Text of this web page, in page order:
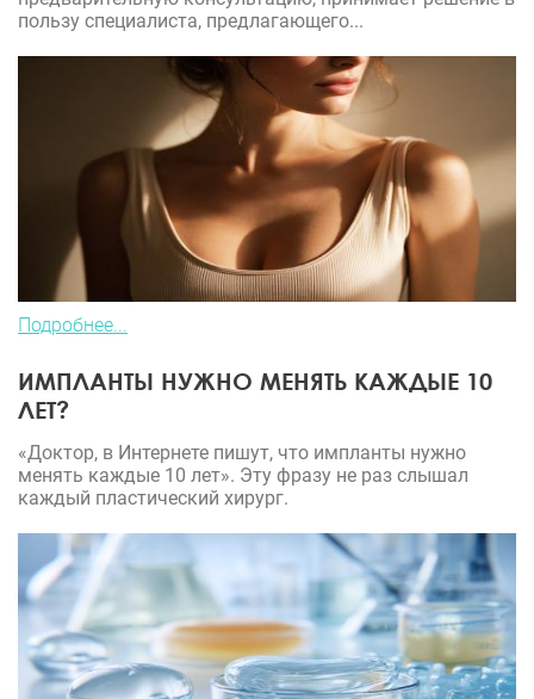
пользу специалиста, предлагающего...
Подробнее...
ИМПЛАНТЫ НУЖНО МЕНЯТЬ КАЖДЫЕ 10
ЛЕТ?
«Доктор, в Интернете пишут, что импланты нужно
менять каждые 10 лет». Эту фразу не раз слышал
каждый пластический хирург.